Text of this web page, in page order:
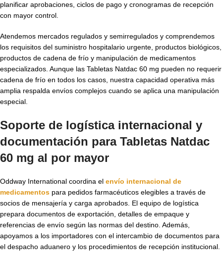
planificar aprobaciones, ciclos de pago y cronogramas de recepción
con mayor control.
Atendemos mercados regulados y semirregulados y comprendemos
los requisitos del suministro hospitalario urgente, productos biológicos,
productos de cadena de frío y manipulación de medicamentos
especializados. Aunque las Tabletas Natdac 60 mg pueden no requerir
cadena de frío en todos los casos, nuestra capacidad operativa más
amplia respalda envíos complejos cuando se aplica una manipulación
especial.
Soporte de logística internacional y
documentación para Tabletas Natdac
60 mg al por mayor
Oddway International coordina el envío internacional de
medicamentos para pedidos farmacéuticos elegibles a través de
socios de mensajería y carga aprobados. El equipo de logística
prepara documentos de exportación, detalles de empaque y
referencias de envío según las normas del destino. Además,
apoyamos a los importadores con el intercambio de documentos para
el despacho aduanero y los procedimientos de recepción institucional.